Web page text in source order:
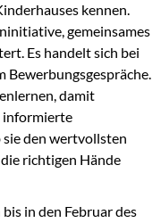
kennen.
gemeinsames
Es handelt sich bei
Bewerbungsgespräche.
damit
informierte
den wertvollsten
richtigen Hände
in den Februar des